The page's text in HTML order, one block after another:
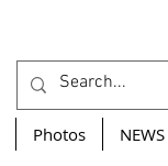
Photos NEWS